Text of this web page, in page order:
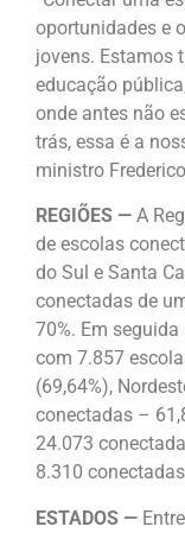
oportunidades e
jovens. Estamos
educação
onde antes não
trás, essa é a
ministro
REGIÕES — A
de escolas
do Sul e Santa
conectadas de
70%. Em seguida
com 7.857
(69,64%),
conectadas –
24.073
8.310
ESTADOS —